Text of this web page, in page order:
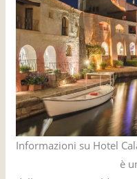
Informazioni su Hotel
è